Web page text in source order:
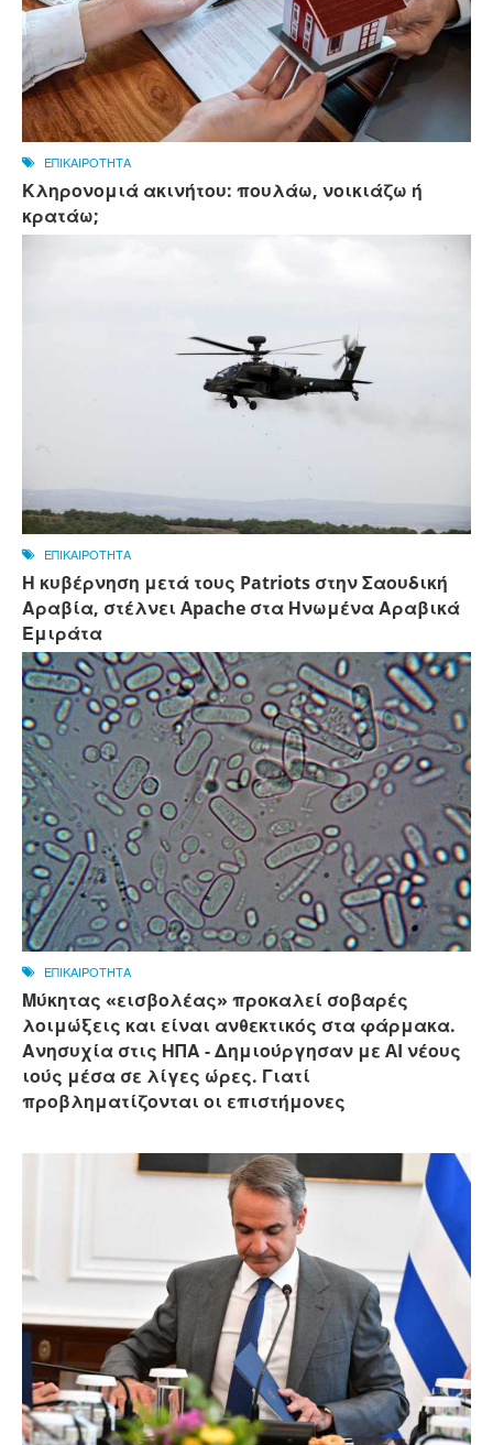
ΕΠΙΚΑΙΡΟΤΗΤΑ
Κληρονομιά ακινήτου: πουλάω, νοικιάζω ή
κρατάω;
ΕΠΙΚΑΙΡΟΤΗΤΑ
Η κυβέρνηση μετά τους Patriots στην Σαουδική
Αραβία, στέλνει Apache στα Ηνωμένα Αραβικά
Εμιράτα
ΕΠΙΚΑΙΡΟΤΗΤΑ
Μύκητας «εισβολέας» προκαλεί σοβαρές
λοιμώξεις και είναι ανθεκτικός στα φάρμακα.
Ανησυχία στις ΗΠΑ - Δημιούργησαν με AI νέους
ιούς μέσα σε λίγες ώρες. Γιατί
προβληματίζονται οι επιστήμονες